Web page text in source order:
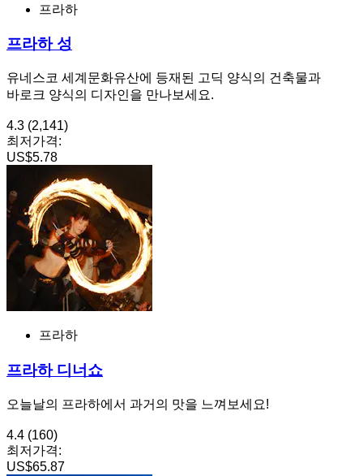
프라하
프라하 성
유네스코 세계문화유산에 등재된 고딕 양식의 건축물과
바로크 양식의 디자인을 만나보세요.
4.3 (2,141)
최저가격:
US$5.78
프라하
프라하 디너쇼
오늘날의 프라하에서 과거의 맛을 느껴보세요!
4.4 (160)
최저가격:
US$65.87